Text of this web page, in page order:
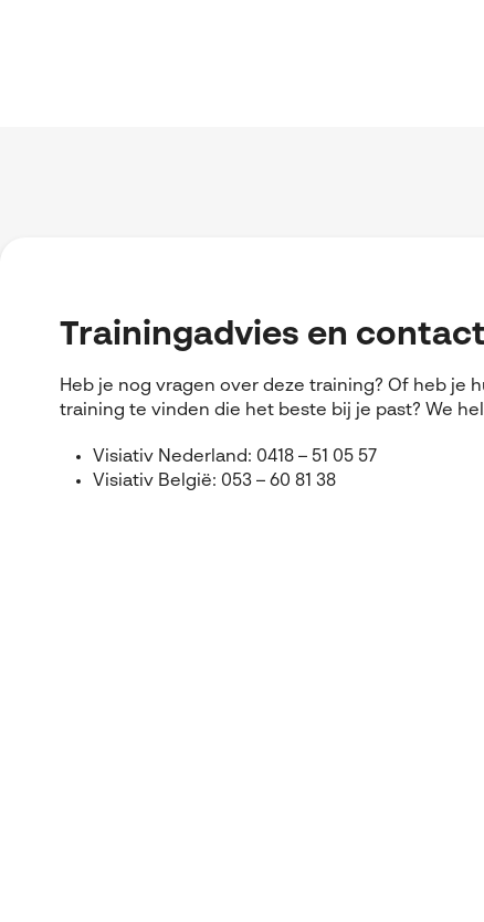
Trainingadvies en contact
Heb je nog vragen over deze training? Of heb je
training te vinden die het beste bij je past? We
Visiativ Nederland: 0418 – 51 05 57
Visiativ België: 053 – 60 81 38